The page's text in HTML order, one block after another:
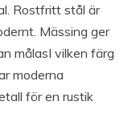
Rostfritt stål är
Mässing ger
målasI vilken färg
moderna
för en rustik